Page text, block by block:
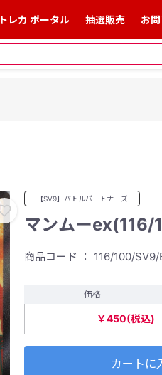
レカ ポータル 抽選販売 お
【SV9】バトルパートナーズ
マンムーex(116/
商品コード ： 116/100/SV9/
価格
￥450(税込)
カートに